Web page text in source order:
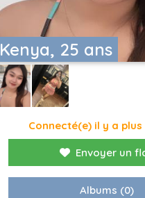
Kenya, 25 ans
Connecté(e) il y a plus
Envoyer un
Albums (0)